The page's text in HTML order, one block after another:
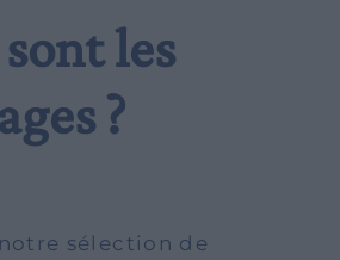
les
?
sélection de